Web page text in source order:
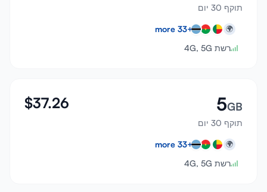
תוקף 30 יום
🌍
+
33
רשת 4G, 5G
5GB
תוקף 30 יום
$37.26
🌍
+
33
רשת 4G, 5G